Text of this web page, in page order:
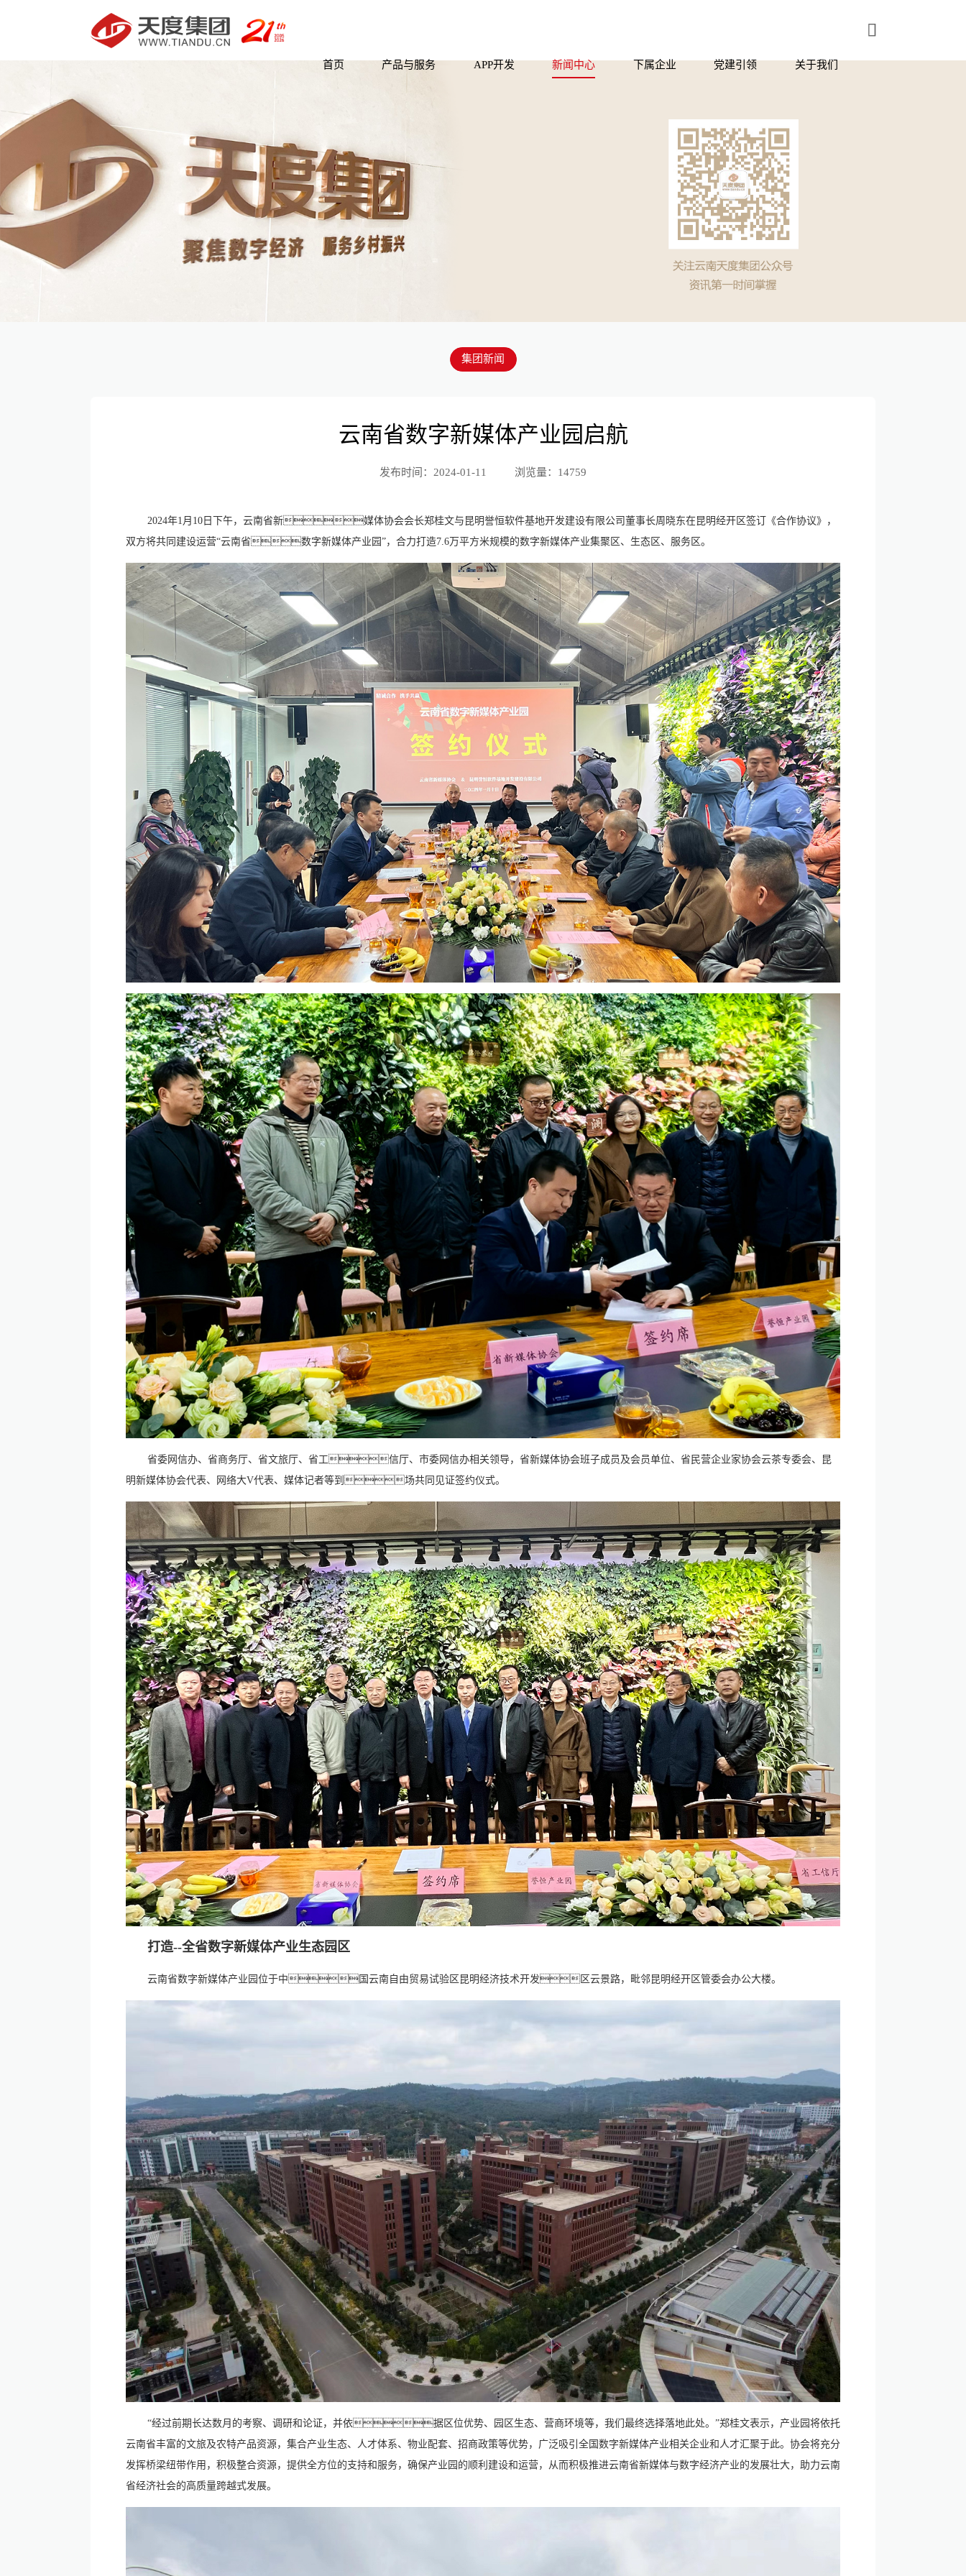

首页 产品与服务 APP开发 新闻中心 下属企业 党建引领 关于我们
集团新闻
云南省数字新媒体产业园启航
发布时间：2024-01-11 浏览量：14759
2024年1月10日下午，云南省新媒体协会会长郑桂文与昆明誉恒软件基地开发建设有限公司董事长周晓东在昆明经开区签订《合作协议》，
双方将共同建设运营“云南省数字新媒体产业园”，合力打造7.6万平方米规模的数字新媒体产业集聚区、生态区、服务区。
省委网信办、省商务厅、省文旅厅、省工信厅、市委网信办相关领导，省新媒体协会班子成员及会员单位、省民营企业家协会云茶专委会、昆
明新媒体协会代表、网络大V代表、媒体记者等到场共同见证签约仪式。
打造--全省数字新媒体产业生态园区
云南省数字新媒体产业园位于中国云南自由贸易试验区昆明经济技术开发区云景路，毗邻昆明经开区管委会办公大楼。
“经过前期长达数月的考察、调研和论证，并依据区位优势、园区生态、营商环境等，我们最终选择落地此处。”郑桂文表示，产业园将依托
云南省丰富的文旅及农特产品资源，集合产业生态、人才体系、物业配套、招商政策等优势，广泛吸引全国数字新媒体产业相关企业和人才汇聚于此。协会将充分
发挥桥梁纽带作用，积极整合资源，提供全方位的支持和服务，确保产业园的顺利建设和运营，从而积极推进云南省新媒体与数字经济产业的发展壮大，助力云南
省经济社会的高质量跨越式发展。